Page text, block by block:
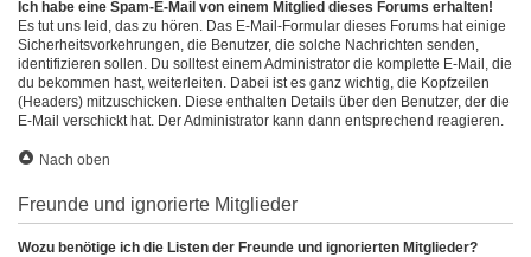
Ich habe eine Spam-E-Mail von einem Mitglied dieses Forums erhalten!
Es tut uns leid, das zu hören. Das E-Mail-Formular dieses Forums hat einige
Sicherheitsvorkehrungen, die Benutzer, die solche Nachrichten senden,
identifizieren sollen. Du solltest einem Administrator die komplette E-Mail, die
du bekommen hast, weiterleiten. Dabei ist es ganz wichtig, die Kopfzeilen
(Headers) mitzuschicken. Diese enthalten Details über den Benutzer, der die
E-Mail verschickt hat. Der Administrator kann dann entsprechend reagieren.
Nach oben
Freunde und ignorierte Mitglieder
Wozu benötige ich die Listen der Freunde und ignorierten Mitglieder?